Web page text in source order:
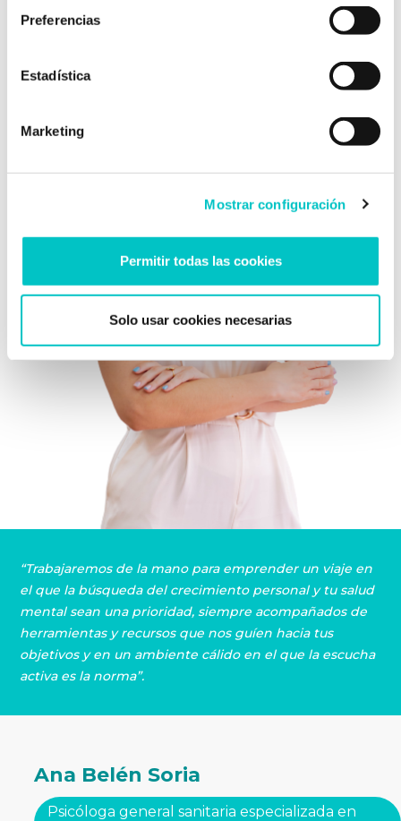
Preferencias
Estadística
Marketing
Mostrar configuración
Permitir todas las cookies
Solo usar cookies necesarias
“Trabajaremos de la mano para emprender un viaje en
el que la búsqueda del crecimiento personal y tu salud
mental sean una prioridad, siempre acompañados de
herramientas y recursos que nos guíen hacia tus
objetivos y en un ambiente cálido en el que la escucha
activa es la norma”.
Ana Belén Soria
Psicóloga general sanitaria especializada en